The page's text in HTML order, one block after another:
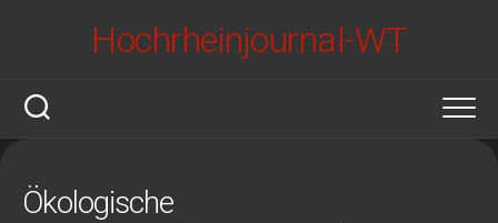
Hochrheinjournal-WT
Ökologische